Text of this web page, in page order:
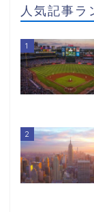
人気記事ラ
1
2